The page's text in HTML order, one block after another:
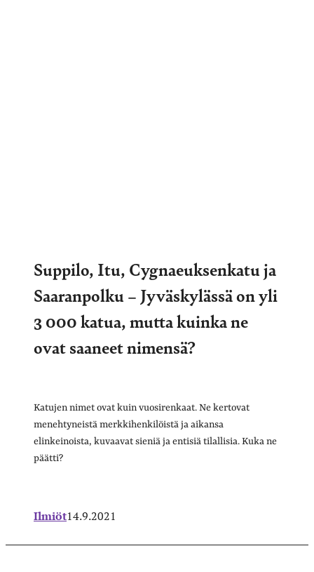
Suppilo, Itu, Cygnaeuksenkatu ja
Saaranpolku – Jyväskylässä on yli
3 000 katua, mutta kuinka ne
ovat saaneet nimensä?
Katujen nimet ovat kuin vuosirenkaat. Ne kertovat
menehtyneistä merkkihenkilöistä ja aikansa
elinkeinoista, kuvaavat sieniä ja entisiä tilallisia. Kuka ne
päätti?
Ilmiöt14.9.2021